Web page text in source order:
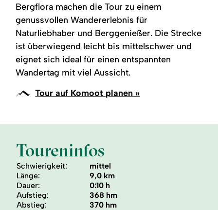
Bergflora machen die Tour zu einem
genussvollen Wandererlebnis für
Naturliebhaber und Berggenießer. Die Strecke
ist überwiegend leicht bis mittelschwer und
eignet sich ideal für einen entspannten
Wandertag mit viel Aussicht.
Tour auf Komoot planen »
Toureninfos
Schwierigkeit:
mittel
Länge:
9,0 km
Dauer:
0:10 h
Aufstieg:
368 hm
Abstieg:
370 hm